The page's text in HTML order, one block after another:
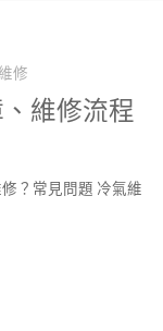
修
維修流程
？常見問題 冷氣維